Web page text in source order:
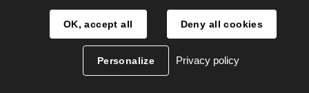
Accessibilité
Réalisation :
La Fabrique
OK, accept all Deny all cookies
Personalize Privacy policy